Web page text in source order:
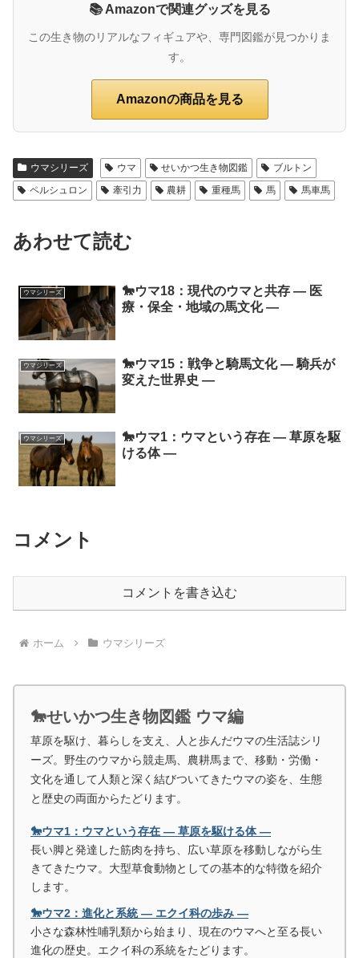
📚 Amazonで関連グッズを見る
この生き物のリアルなフィギュアや、専門図鑑が見つかりま
す。
Amazonの商品を見る
ウマシリーズ ウマ せいかつ生き物図鑑
ブルトン
ペルシュロン
牽引力 農耕 重種馬 馬 馬車馬
あわせて読む
ウマシリーズ
🐎ウマ18：現代のウマと共存 ― 医
療・保全・地域の馬文化 ―
ウマシリーズ
🐎ウマ15：戦争と騎馬文化 ― 騎兵が
変えた世界史 ―
ウマシリーズ
🐎ウマ1：ウマという存在 ― 草原を駆
ける体 ―
コメント
コメントを書き込む
ホーム ウマシリーズ
🐎せいかつ生き物図鑑 ウマ編
草原を駆け、暮らしを支え、人と歩んだウマの生活誌シリ
ーズ。野生のウマから競走馬、農耕馬まで、移動・労働・
文化を通して人類と深く結びついてきたウマの姿を、生態
と歴史の両面からたどります。
🐎ウマ1：ウマという存在 ― 草原を駆ける体 ―
長い脚と発達した筋肉を持ち、広い草原を移動しながら生
きてきたウマ。大型草食動物としての基本的な特徴を紹介
します。
🐎ウマ2：進化と系統 ― エクイ科の歩み ―
小さな森林性哺乳類から始まり、現在のウマへと至る長い
進化の歴史。エクイ科の系統をたどります。